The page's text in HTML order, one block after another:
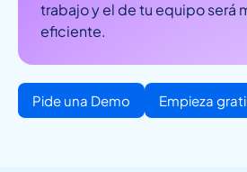
trabajo y el de tu equipo será
eficiente.
Pide una Demo Empieza